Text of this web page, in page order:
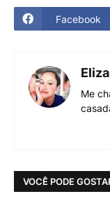
Facebook
Me
VOCÊ PODE